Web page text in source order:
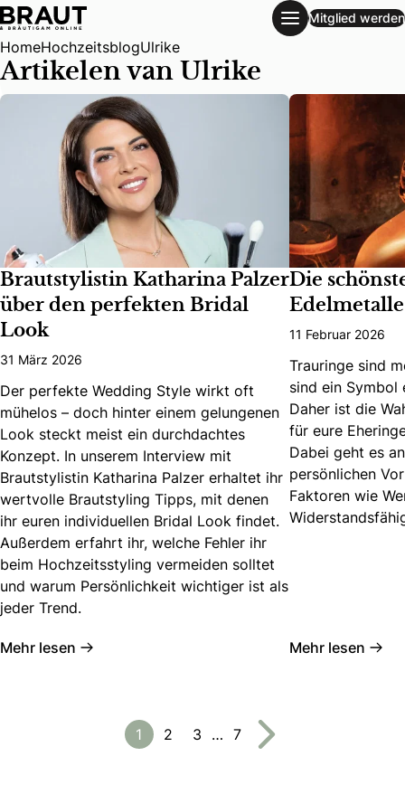
Brautstylistin Katharina Palzer über den perfekten Bridal
Mitglied werden
HomeHochzeitsblogUlrike
Artikelen van Ulrike
Brautstylistin Katharina Palzer
über den perfekten Bridal
Look
31 März 2026
Der perfekte Wedding Style wirkt oft
mühelos – doch hinter einem gelungenen
Look steckt meist ein durchdachtes
Konzept. In unserem Interview mit
Brautstylistin Katharina Palzer erhaltet ihr
wertvolle Brautstyling Tipps, mit denen
ihr euren individuellen Bridal Look findet.
Außerdem erfahrt ihr, welche Fehler ihr
beim Hochzeitsstyling vermeiden solltet
und warum Persönlichkeit wichtiger ist als
jeder Trend.
Mehr lesen
Die
Edelmetalle
11 Februar 2026
Trauringe sind
sind ein Symbol
Daher ist die
für eure
Dabei geht es
persönlichen
Faktoren wie
Mehr lesen
1 2 3 … 7